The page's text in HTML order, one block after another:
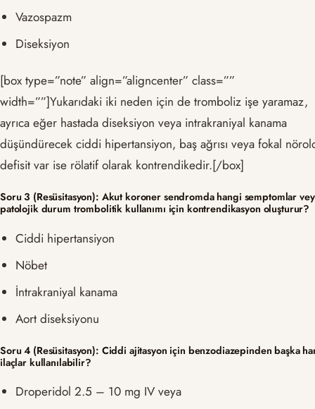
Vazospazm
Diseksiyon
[box type=”note” align=”aligncenter” class=””
width=””]Yukarıdaki iki neden için de tromboliz işe yaramaz,
ayrıca eğer hastada diseksiyon veya intrakraniyal kanama
düşündürecek ciddi hipertansiyon, baş ağrısı veya fokal
defisit var ise rölatif olarak kontrendikedir.[/box]
Soru 3 (Resüsitasyon): Akut koroner sendromda hangi semptomlar
patolojik durum trombolitik kullanımı için kontrendikasyon oluşturur?
Ciddi hipertansiyon
Nöbet
İntrakraniyal kanama
Aort diseksiyonu
Soru 4 (Resüsitasyon): Ciddi ajitasyon için benzodiazepinden başka
ilaçlar kullanılabilir?
Droperidol 2.5 – 10 mg IV veya